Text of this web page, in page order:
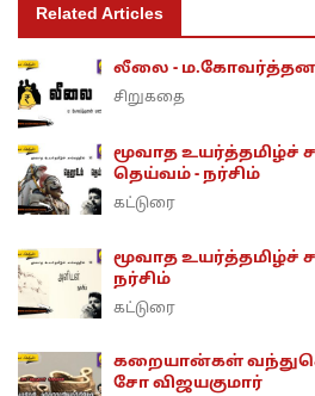
Related Articles
லீலை -
சிறுகதை
மூவாத உயர்த்தமிழ்ச்
தெய்வம் - நர்சிம்
கட்டுரை
மூவாத உயர்த்தமிழ்ச்
நர்சிம்
கட்டுரை
கறையான்கள்
சோ விஜயகுமார்